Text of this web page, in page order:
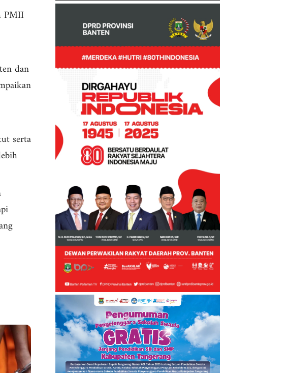
PMII
dan
serta